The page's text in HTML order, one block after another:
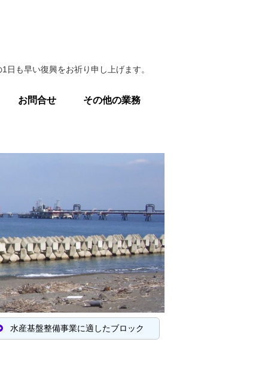
も早い復興をお祈り申し上げます。
お問合せ その他の業務
水産基盤整備事業に適したブロック